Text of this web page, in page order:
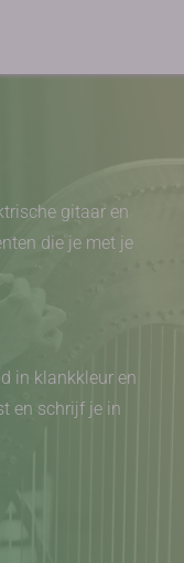
gitaar en
die je met je
in klankkleur en
en schrijf je in